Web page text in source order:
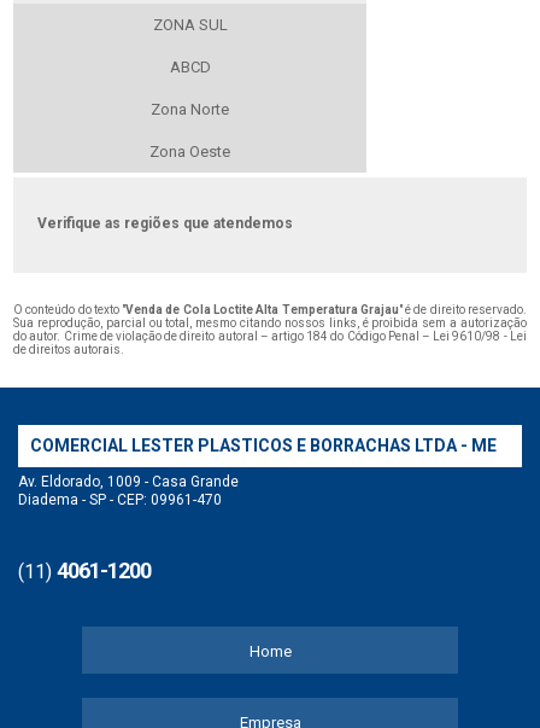
ZONA SUL
ABCD
Zona Norte
Zona Oeste
Verifique as regiões que atendemos
O conteúdo do texto "Venda de Cola Loctite Alta Temperatura Grajau" é de direito reservado.
Sua reprodução, parcial ou total, mesmo citando nossos links, é proibida sem a autorização
do autor. Crime de violação de direito autoral – artigo 184 do Código Penal –
Lei 9610/98 - Lei
de direitos autorais
COMERCIAL LESTER PLASTICOS E BORRACHAS LTDA - ME
Av. Eldorado, 1009 - Casa Grande
Diadema - SP - CEP: 09961-470
(11) 4061-1200
Home
Empresa